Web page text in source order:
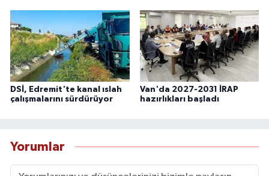
DSİ, Edremit'te kanal ıslah
çalışmalarını sürdürüyor
Van'da 2027-2031 İRAP
hazırlıkları başladı
Yorumlar